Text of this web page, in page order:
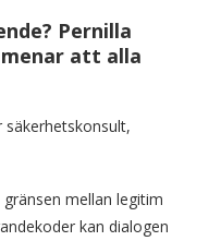
Pernilla
menar att alla
säkerhetskonsult,
mellan legitim
kan dialogen